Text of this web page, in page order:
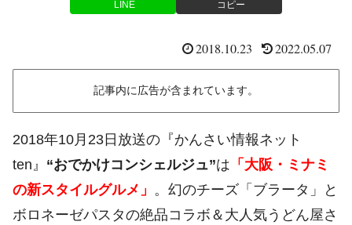
LINE コピー
2018.10.23 2022.05.07
記事内に広告が含まれています。
2018年10月23日放送の『かんさい情報ネット
ten』 “おでかけコンシェルジュ”は 「大阪・ミナミ
の新スタイルグルメ」 。幻のチーズ「ブラータ」と
ボロネーゼパスタの絶品コラボ＆大人気うどん屋さ